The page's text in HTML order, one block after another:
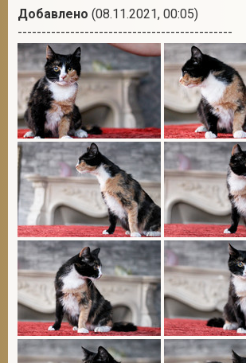
Добавлено (08.11.2021, 00:05)
---------------------------------------------